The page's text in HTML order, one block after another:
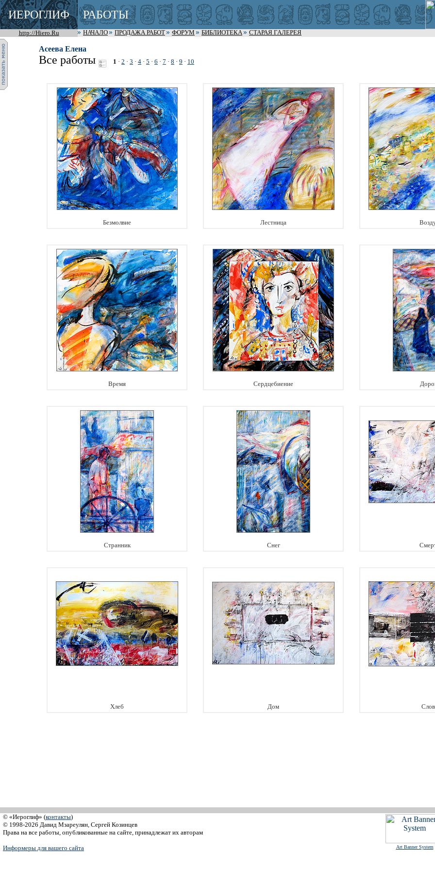
ИЕРОГЛИФ РАБОТЫ
http://Hiero.Ru НАЧАЛО ПРОДАЖА РАБОТ ФОРУМ БИБЛИОТЕКА СТАРАЯ ГАЛЕРЕЯ
Асеева Елена
Все работы 1 · 2 · 3 · 4 · 5 · 6 · 7 · 8 · 9 · 10
Безмолвие Лестница
Время Сердцебиение
Странник Снег
Хлеб Дом
© «Иероглиф» (контакты)
© 1998-2026 Давид Мзареулян, Сергей Козинцев
Права на все работы, опубликованные на сайте, принадлежат их авторам
Информеры для вашего сайта Art Banner System